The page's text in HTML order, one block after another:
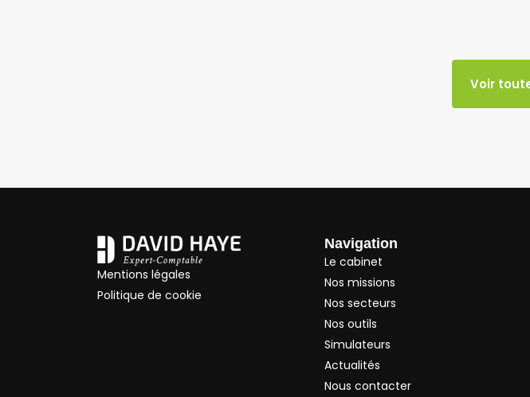
Voir
Mentions légales
Politique de cookie
Navigation
Le cabinet
Nos missions
Nos secteurs
Nos outils
Simulateurs
Actualités
Nous contacter